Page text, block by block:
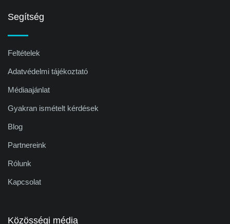
Segítség
Feltételek
Adatvédelmi tájékoztató
Médiaajánlat
Gyakran ismételt kérdések
Blog
Partnereink
Rólunk
Kapcsolat
Közösségi média